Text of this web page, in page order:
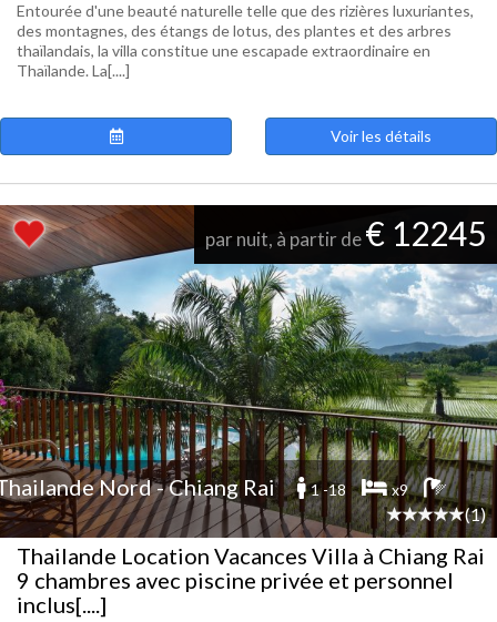
Entourée d'une beauté naturelle telle que des rizières luxuriantes,
des montagnes, des étangs de lotus, des plantes et des arbres
thaïlandais, la villa constitue une escapade extraordinaire en
Thaïlande. La[....]
Voir les détails
par nuit, à partir de€ 12245
Nord - Chiang Rai 1 -18 x9
(1)
Thailande Location Vacances Villa à Chiang Rai
9 chambres avec piscine privée et personnel
inclus[....]